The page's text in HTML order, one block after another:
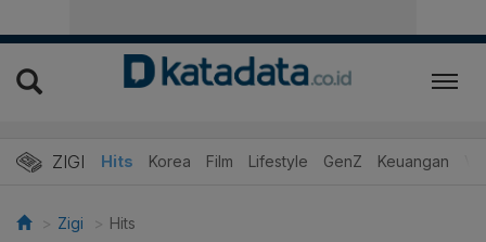
ZIGI Hits Korea Film Lifestyle GenZ Keuangan
Zigi Hits